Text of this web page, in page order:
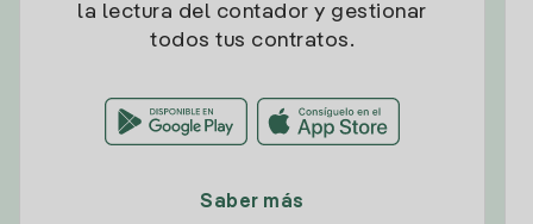
la lectura del contador y gestionar
todos tus contratos.
Saber más